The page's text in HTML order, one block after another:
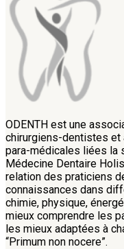
ODENTH est une
chirurgiens-dentistes
para-médicales liées la
Médecine Dentaire
relation des praticiens
connaissances dans
chimie, physique,
mieux comprendre les
les mieux adaptées à
“Primum non nocere”.